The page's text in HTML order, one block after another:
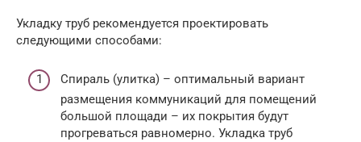
Укладку труб рекомендуется проектировать
следующими способами:
Спираль (улитка) – оптимальный вариант
размещения коммуникаций для помещений
большой площади – их покрытия будут
прогреваться равномерно. Укладка труб